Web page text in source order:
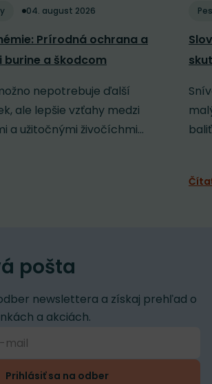
04. august 2026
Prírodná ochrana a
a škodcom
nepotrebuje ďalší
ale lepšie vzťahy medzi
a užitočnými živočíchmi...
pošta
newslettera a získaj prehľad o
a akciách.
Prihlásiť sa na odber